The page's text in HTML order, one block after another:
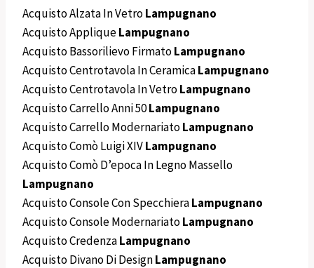
Acquisto Alzata In VetroLampugnano
Acquisto AppliqueLampugnano
Acquisto Bassorilievo FirmatoLampugnano
Acquisto Centrotavola In CeramicaLampugnano
Acquisto Centrotavola In VetroLampugnano
Acquisto Carrello Anni 50Lampugnano
Acquisto Carrello ModernariatoLampugnano
Acquisto Comò Luigi XIVLampugnano
Acquisto Comò D’epoca In Legno Massello
Lampugnano
Acquisto Console Con SpecchieraLampugnano
Acquisto Console ModernariatoLampugnano
Acquisto CredenzaLampugnano
Acquisto Divano Di DesignLampugnano